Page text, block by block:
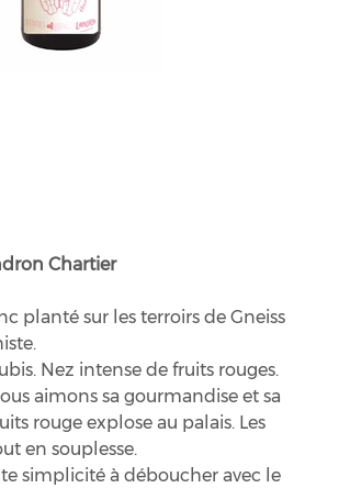
Chartier
planté sur les terroirs de Gneiss
Nez intense de fruits rouges.
aimons sa gourmandise et sa
rouge explose au palais. Les
en souplesse.
simplicité à déboucher avec le